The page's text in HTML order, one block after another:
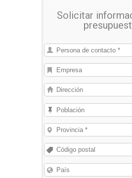
le pondremos en
empresas que se los
Solicitar